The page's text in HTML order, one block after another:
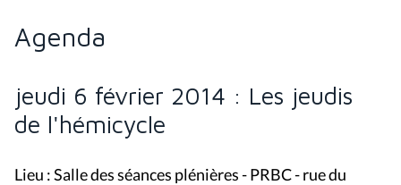
Agenda
jeudi 6 février 2014 : Les jeudis
de l'hémicycle
Lieu : Salle des séances plénières - PRBC - rue du